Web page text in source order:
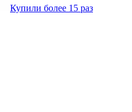
Купили более 15 раз